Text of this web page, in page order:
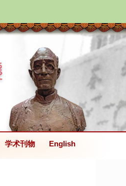
学术刊物 English